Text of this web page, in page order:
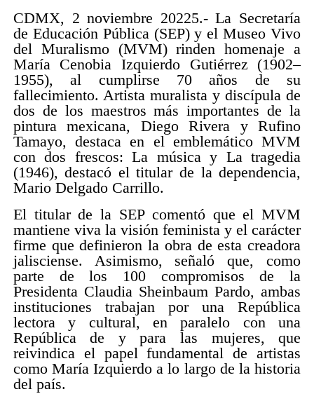
CDMX, 2 noviembre 20225.- La Secretaría
de Educación Pública (SEP) y el Museo Vivo
del Muralismo (MVM) rinden homenaje a
María Cenobia Izquierdo Gutiérrez (1902–
1955), al cumplirse 70 años de su
fallecimiento. Artista muralista y discípula de
dos de los maestros más importantes de la
pintura mexicana, Diego Rivera y Rufino
Tamayo, destaca en el emblemático MVM
con dos frescos: La música y La tragedia
(1946), destacó el titular de la dependencia,
Mario Delgado Carrillo.
El titular de la SEP comentó que el MVM
mantiene viva la visión feminista y el carácter
firme que definieron la obra de esta creadora
jalisciense. Asimismo, señaló que, como
parte de los 100 compromisos de la
Presidenta Claudia Sheinbaum Pardo, ambas
instituciones trabajan por una República
lectora y cultural, en paralelo con una
República de y para las mujeres, que
reivindica el papel fundamental de artistas
como María Izquierdo a lo largo de la historia
del país.